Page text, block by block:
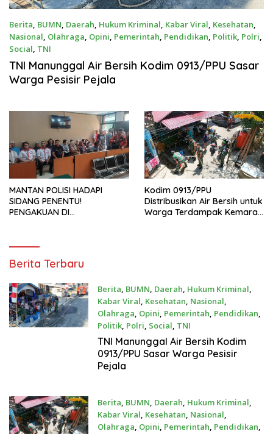
Berita, BUMN, Daerah, Hukum Kriminal, Kabar Viral, Kesehatan,
Nasional, Olahraga, Opini, Pemerintah, Pendidikan, Politik, Polri,
Social, TNI
Agustus 5, 2026
TNI Manunggal Air Bersih Kodim 0913/PPU Sasar
Warga Pesisir Pejala
MANTAN POLISI HADAPI
SIDANG PENENTU!
PENGAKUAN DI
PERHATIAN NASIONAL
Kodim 0913/PPU
Distribusikan Air Bersih untuk
Warga Terdampak Kemarau
https://radarnusantara.net
Berita Terbaru
Berita, BUMN, Daerah, Hukum Kriminal,
Kabar Viral, Kesehatan, Nasional,
Olahraga, Opini, Pemerintah, Pendidikan,
Politik, Polri, Social, TNI
Agustus 5, 2026
TNI Manunggal Air Bersih Kodim
0913/PPU Sasar Warga Pesisir
Pejala
Berita, BUMN, Daerah, Hukum Kriminal,
Kabar Viral, Kesehatan, Nasional,
Olahraga, Opini, Pemerintah, Pendidikan,